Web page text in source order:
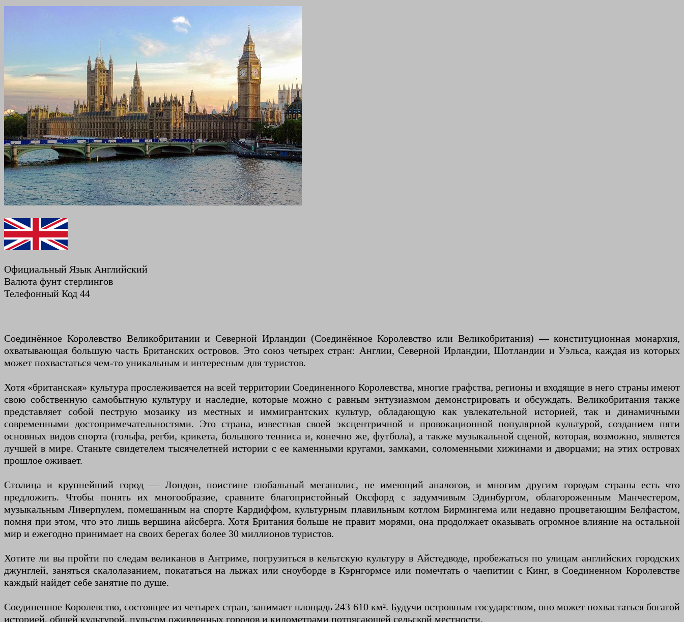
Официальный Язык Английский
Валюта фунт стерлингов
Телефонный Код 44
Соединённое Королевство Великобритании и Северной Ирландии (Соединённое Королевство или Великобритания) — конституционная монархия,
охватывающая большую часть Британских островов. Это союз четырех стран: Англии, Северной Ирландии, Шотландии и Уэльса, каждая из которых
может похвастаться чем-то уникальным и интересным для туристов.
Хотя «британская» культура прослеживается на всей территории Соединенного Королевства, многие графства, регионы и входящие в него страны имеют
свою собственную самобытную культуру и наследие, которые можно с равным энтузиазмом демонстрировать и обсуждать. Великобритания также
представляет собой пеструю мозаику из местных и иммигрантских культур, обладающую как увлекательной историей, так и динамичными
современными достопримечательностями. Это страна, известная своей эксцентричной и провокационной популярной культурой, созданием пяти
основных видов спорта (гольфа, регби, крикета, большого тенниса и, конечно же, футбола), а также музыкальной сценой, которая, возможно, является
лучшей в мире. Станьте свидетелем тысячелетней истории с ее каменными кругами, замками, соломенными хижинами и дворцами; на этих островах
прошлое оживает.
Столица и крупнейший город — Лондон, поистине глобальный мегаполис, не имеющий аналогов, и многим другим городам страны есть что
предложить. Чтобы понять их многообразие, сравните благопристойный Оксфорд с задумчивым Эдинбургом, облагороженным Манчестером,
музыкальным Ливерпулем, помешанным на спорте Кардиффом, культурным плавильным котлом Бирмингема или недавно процветающим Белфастом,
помня при этом, что это лишь вершина айсберга. Хотя Британия больше не правит морями, она продолжает оказывать огромное влияние на остальной
мир и ежегодно принимает на своих берегах более 30 миллионов туристов.
Хотите ли вы пройти по следам великанов в Антриме, погрузиться в кельтскую культуру в Айстедводе, пробежаться по улицам английских городских
джунглей, заняться скалолазанием, покататься на лыжах или сноуборде в Кэрнгормсе или помечтать о чаепитии с Кинг, в Соединенном Королевстве
каждый найдет себе занятие по душе.
Соединенное Королевство, состоящее из четырех стран, занимает площадь 243 610 км². Будучи островным государством, оно может похвастаться богатой
историей, общей культурой, пульсом оживленных городов и километрами потрясающей сельской местности.